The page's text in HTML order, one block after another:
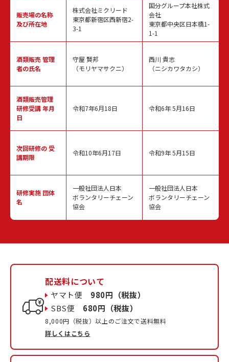
販売場の名称
及び所在地
酒類販売管理
者の氏名
酒類販売管理
研修受講 年月
日
次回研修の受
講期限
研修実施 団体
名
株式会社ミクリード
東京都新宿区西新宿2-
3-1
守屋 賢邦
（モリヤマサクニ）
令和7年6月18日
令和10年6月17日
一般社団法人日本
ボランタリーチェーン
協会
国分グループ本社株式
会社
東京都中央区日本橋1-
1-1
西川 貴志
（ニシカワタカシ）
令和6年 5月16日
令和9年 5月15日
一般社団法人日本
ボランタリーチェーン
協会
配送料について
ヤマト便 980円（税抜）
SBS便 680円（税抜）
8,000円（税抜）以上のご注文で送料無料
詳しくはこちら